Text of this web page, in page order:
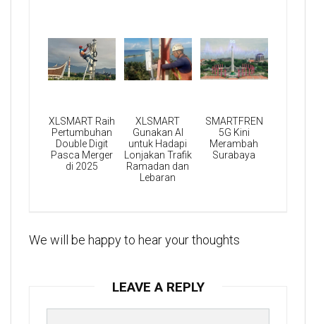
XLSMART Raih
Pertumbuhan
Double Digit
Pasca Merger
di 2025
XLSMART
Gunakan AI
untuk Hadapi
Lonjakan Trafik
Ramadan dan
Lebaran
SMARTFREN
5G Kini
Merambah
Surabaya
We will be happy to hear your thoughts
LEAVE A REPLY